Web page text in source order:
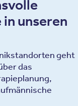
unseren
geht
das